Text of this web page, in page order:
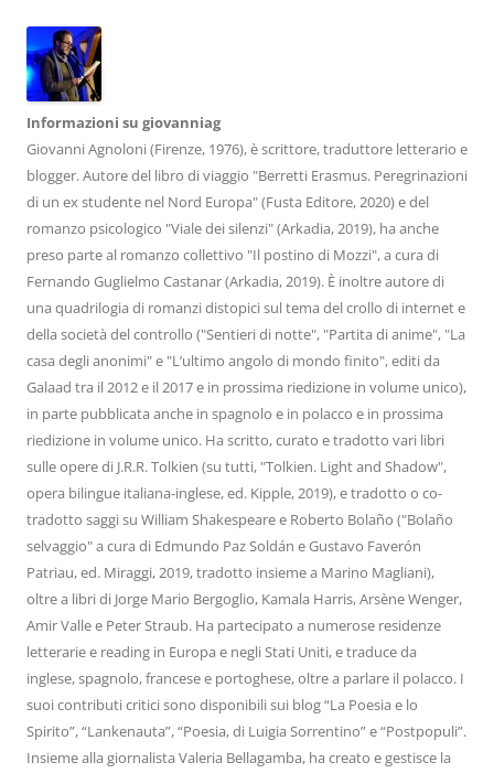
Informazioni su giovanniag
Giovanni Agnoloni (Firenze, 1976), è scrittore, traduttore letterario e
blogger. Autore del libro di viaggio "Berretti Erasmus. Peregrinazioni
di un ex studente nel Nord Europa" (Fusta Editore, 2020) e del
romanzo psicologico "Viale dei silenzi" (Arkadia, 2019), ha anche
preso parte al romanzo collettivo "Il postino di Mozzi", a cura di
Fernando Guglielmo Castanar (Arkadia, 2019). È inoltre autore di
una quadrilogia di romanzi distopici sul tema del crollo di internet e
della società del controllo ("Sentieri di notte", "Partita di anime", "La
casa degli anonimi" e "L’ultimo angolo di mondo finito", editi da
Galaad tra il 2012 e il 2017 e in prossima riedizione in volume unico),
in parte pubblicata anche in spagnolo e in polacco e in prossima
riedizione in volume unico. Ha scritto, curato e tradotto vari libri
sulle opere di J.R.R. Tolkien (su tutti, "Tolkien. Light and Shadow",
opera bilingue italiana-inglese, ed. Kipple, 2019), e tradotto o co-
tradotto saggi su William Shakespeare e Roberto Bolaño ("Bolaño
selvaggio" a cura di Edmundo Paz Soldán e Gustavo Faverón
Patriau, ed. Miraggi, 2019, tradotto insieme a Marino Magliani),
oltre a libri di Jorge Mario Bergoglio, Kamala Harris, Arsène Wenger,
Amir Valle e Peter Straub. Ha partecipato a numerose residenze
letterarie e reading in Europa e negli Stati Uniti, e traduce da
inglese, spagnolo, francese e portoghese, oltre a parlare il polacco. I
suoi contributi critici sono disponibili sui blog “La Poesia e lo
Spirito”, “Lankenauta”, “Poesia, di Luigia Sorrentino” e “Postpopuli”.
Insieme alla giornalista Valeria Bellagamba, ha creato e gestisce la